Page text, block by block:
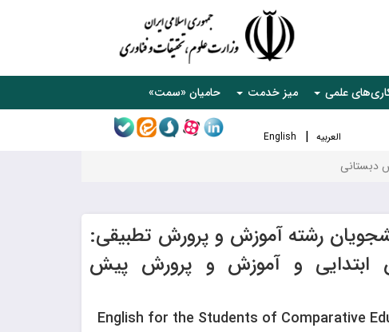
علمی میز خدمت حامیان «سمت»
العربیه English
دبستانی
رشته آموزش و پرورش تطبیقی:
ابتدایی و آموزش و پرورش پیش
English for the Students of Comparative